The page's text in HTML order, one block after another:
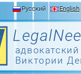
Виктории
Русский English